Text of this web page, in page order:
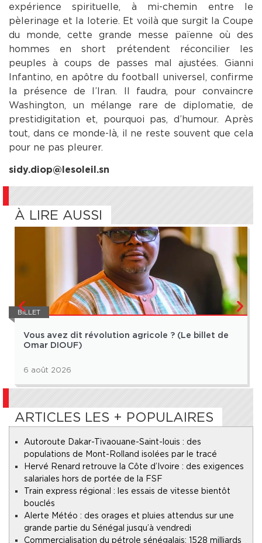
expérience spirituelle, à mi-chemin entre le
pèlerinage et la loterie. Et voilà que surgit la Coupe
du monde, cette grande messe païenne où des
hommes en short prétendent réconcilier les
peuples à coups de passes mal ajustées. Gianni
Infantino, en apôtre du football universel, confirme
la présence de l’Iran. Il faudra, pour convaincre
Washington, un mélange rare de diplomatie, de
prestidigitation et, pourquoi pas, d’humour. Après
tout, dans ce monde-là, il ne reste souvent que cela
pour ne pas pleurer.
sidy.diop@lesoleil.sn
À LIRE AUSSI
BILLET
Vous avez dit révolution agricole ? (Le billet de
Omar DIOUF)
6 août 2026
ARTICLES LES + POPULAIRES
Autoroute Dakar-Tivaouane-Saint-louis : des
populations de Mont-Rolland isolées par le tracé
Hervé Renard retrouve la Côte d’Ivoire : des exigences
salariales hors de portée de la FSF
Train express régional : les essais de vitesse bientôt
bouclés
Alerte Météo : des orages et pluies attendus sur une
grande partie du Sénégal jusqu’à vendredi
Commercialisation du pétrole sénégalais : 1528 milliards